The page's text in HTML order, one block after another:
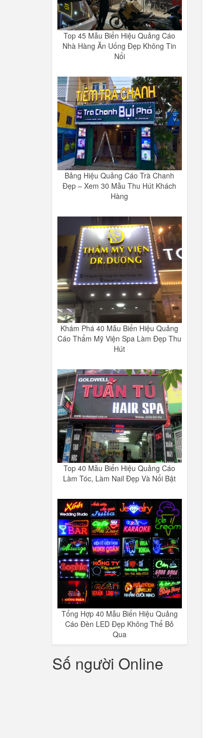
Top 45 Mẫu Biển Hiệu Quảng Cáo
Nhà Hàng Ăn Uống Đẹp Không Tin
Nổi
Bảng Hiệu Quảng Cáo Trà Chanh
Đẹp – Xem 30 Mẫu Thu Hút Khách
Hàng
Khám Phá 40 Mẫu Biển Hiệu Quảng
Cáo Thẩm Mỹ Viện Spa Làm Đẹp Thu
Hút
Top 40 Mẫu Biển Hiệu Quảng Cáo
Làm Tóc, Làm Nail Đẹp Và Nổi Bật
Tổng Hợp 40 Mẫu Biển Hiệu Quảng
Cáo Đèn LED Đẹp Không Thể Bỏ
Qua
Số người Online